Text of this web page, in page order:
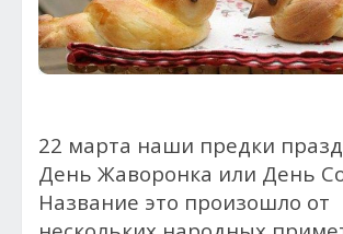
22 марта наши предки
День Жаворонка или День
Название это произошло от